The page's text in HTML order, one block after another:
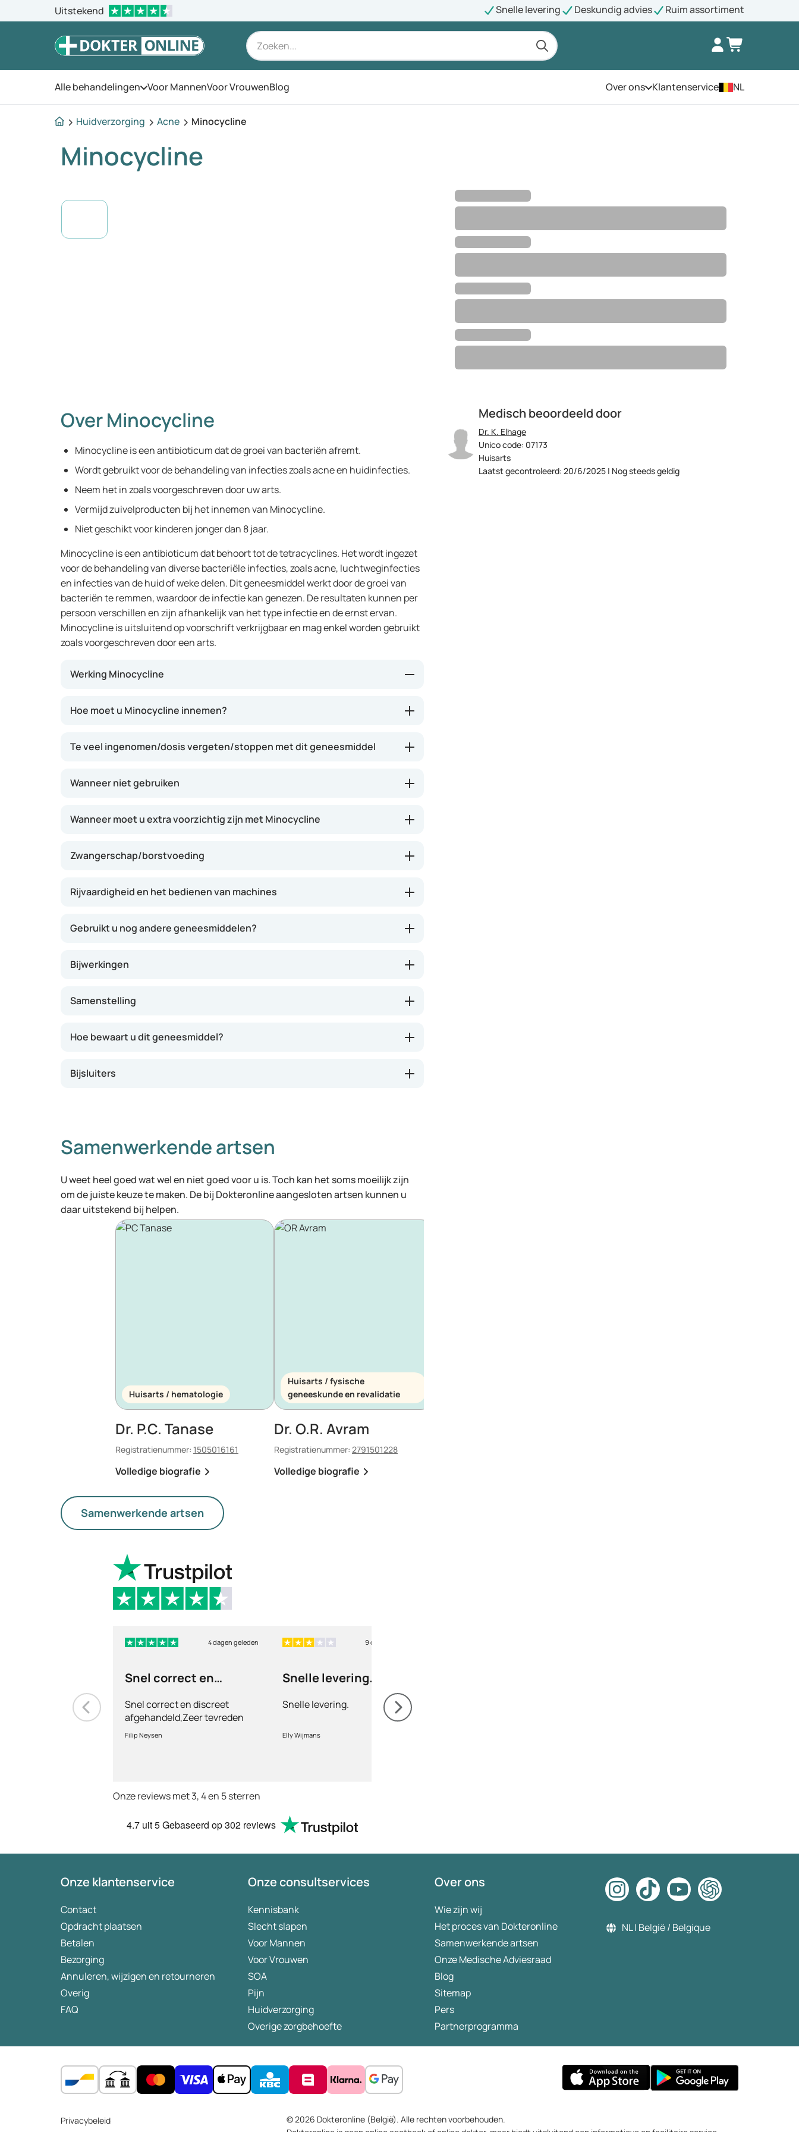
Uitstekend Snelle levering Deskundig advies Ruim assortiment
Alle behandelingen Open het menu
Voor MannenVoor VrouwenBlog Over onsOpen het menu
Klantenservice NL
Huidverzorging Acne Minocycline
Minocycline
Medisch beoordeeld door
Dr. K. Elhage
Unico code: 07173
Huisarts
Laatst gecontroleerd: 20/6/2025 | Nog steeds geldig
Over Minocycline
Minocycline is een antibioticum dat de groei van bacteriën afremt.
Wordt gebruikt voor de behandeling van infecties zoals acne en huidinfecties.
Neem het in zoals voorgeschreven door uw arts.
Vermijd zuivelproducten bij het innemen van Minocycline.
Niet geschikt voor kinderen jonger dan 8 jaar.
Minocycline is een antibioticum dat behoort tot de tetracyclines. Het wordt ingezet
voor de behandeling van diverse bacteriële infecties, zoals acne, luchtweginfecties
en infecties van de huid of weke delen. Dit geneesmiddel werkt door de groei van
bacteriën te remmen, waardoor de infectie kan genezen. De resultaten kunnen per
persoon verschillen en zijn afhankelijk van het type infectie en de ernst ervan.
Minocycline is uitsluitend op voorschrift verkrijgbaar en mag enkel worden gebruikt
zoals voorgeschreven door een arts.
Werking Minocycline
kunnen vermenigvuldigen. Dit helpt het lichaam om de infectie onder controle
remt het de groei van bacteriën die acne veroorzaken. Het kan enkele dagen tot
wordt behandeld.
Hoe moet u Minocycline innemen?
Te veel ingenomen/dosis vergeten/stoppen met dit geneesmiddel
Wanneer niet gebruiken
Wanneer moet u extra voorzichtig zijn met Minocycline
Zwangerschap/borstvoeding
Rijvaardigheid en het bedienen van machines
Gebruikt u nog andere geneesmiddelen?
Bijwerkingen
Samenstelling
Hoe bewaart u dit geneesmiddel?
Bijsluiters
Samenwerkende artsen
U weet heel goed wat wel en niet goed voor u is. Toch kan het soms moeilijk zijn
om de juiste keuze te maken. De bij Dokteronline aangesloten artsen kunnen u
daar uitstekend bij helpen.
Huisarts / hematologie
Dr. P.C. Tanase
Registratienummer: 1505016161
Volledige biografie
Huisarts / fysische
geneeskunde en revalidatie
Dr. O.R. Avram
Registratienummer: 2791501228
Volledige biografie
Samenwerkende artsen
4 dagen geleden
Snel correct en
Snel correct en discreet
afgehandeld,Zeer tevreden
met de service en patiënt
vriendelijkheid.Vermoedelijk
Filip Neysen
9 dagen geleden
Snelle levering.
Snelle levering.
Elly Wijmans
Onze reviews met 3, 4 en 5 sterren
4.7uit 5Gebaseerd op302 reviews
Onze klantenservice
Contact
Opdracht plaatsen
Betalen
Bezorging
Annuleren, wijzigen en retourneren
Overig
FAQ
Onze consultservices
Kennisbank
Slecht slapen
Voor Mannen
Voor Vrouwen
SOA
Pijn
Huidverzorging
Overige zorgbehoefte
Over ons
Wie zijn wij
Het proces van Dokteronline
Samenwerkende artsen
Onze Medische Adviesraad
Blog
Sitemap
Pers
Partnerprogramma
NL | België / Belgique
Privacybeleid
© 2026 Dokteronline (België). Alle rechten voorbehouden.